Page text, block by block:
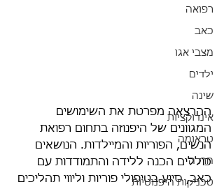
רפואה
כאב
מצבי אגו
ילדים
שינה
אינדוקציות
טראומה
חרדה
טכניקות היפנוטיות
ההרצאה מפרטת את השימושים
המגוונים של היפנוזה בתחום רפואת
הנשים, הפוריות והמיילדות. הנושאים
כוללים הכנה ללידה והתמודדות עם
כאב, סיוע בטיפולי פוריות וליווי תהליכים